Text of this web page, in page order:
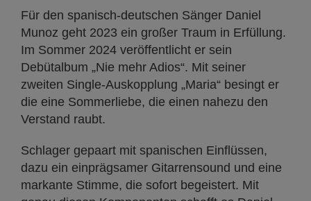
Für den spanisch-deutschen Sänger Daniel
Munoz geht 2023 ein großer Traum in Erfüllung.
Im Sommer 2024 veröffentlicht er sein
Debütalbum „Nie mehr Adios“. Mit seiner
zweiten Single-Auskopplung „Maria“ besingt er
die eine Sommerliebe, die einen nahezu den
Verstand raubt.
Schlager gepaart mit spanischen Einflüssen,
dazu ein einprägsamer Gitarrensound und eine
markante Stimme, die sofort begeistert. Mit